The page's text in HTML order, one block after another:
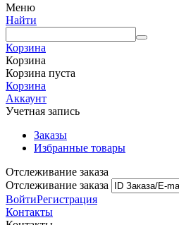
Меню
Найти
Корзина
Корзина
Корзина пуста
Корзина
Аккаунт
Учетная запись
Заказы
Избранные товары
Отслеживание заказа
Отслеживание заказа
ВойтиРегистрация
Контакты